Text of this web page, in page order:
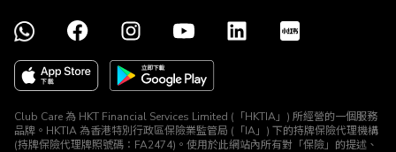
Club Care 為 HKT Financial Services Limited (「HKTIA」) 所經營的一個服務
品牌。HKTIA 為香港特別行政區保險業監管局 (「IA」) 下的持牌保險代理機構
(持牌保險代理牌照號碼：FA2474)。使用於此網站內所有對「保險」的提述、